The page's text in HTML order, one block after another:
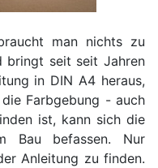
man nichts zu
bringt seit seit Jahren
in DIN A4 heraus,
Farbgebung - auch
ist, kann sich die
Bau befassen. Nur
Anleitung zu finden.